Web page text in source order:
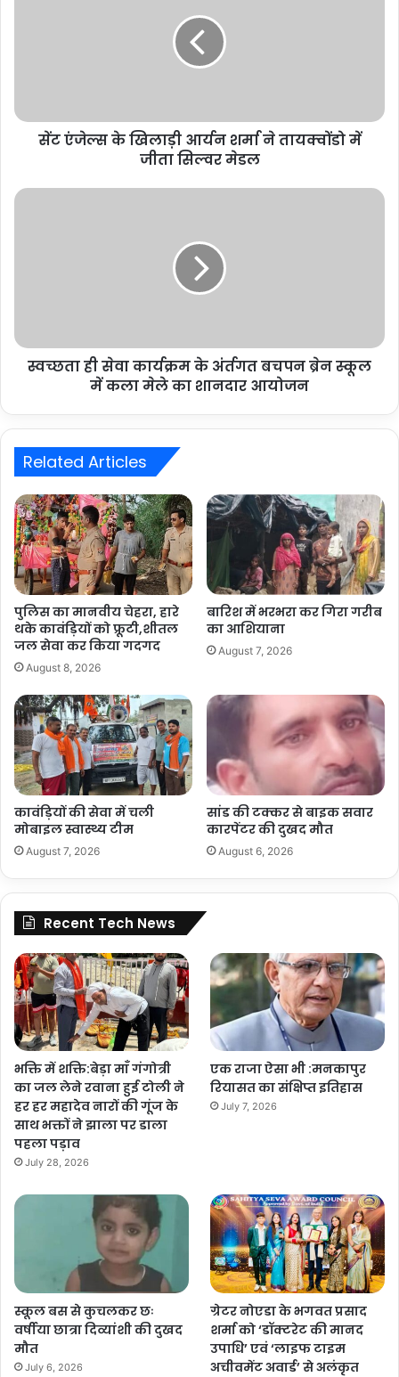
सेंट एंजेल्स के खिलाड़ी आर्यन शर्मा ने तायक्वोंडो में
जीता सिल्वर मेडल
स्वच्छता ही सेवा कार्यक्रम के अंर्तगत बचपन ब्रेन स्कूल
में कला मेले का शानदार आयोजन
Related Articles
पुलिस का मानवीय चेहरा, हारे
थके कावंड़ियों को फ्रूटी,शीतल
जल सेवा कर किया गदगद
August 8, 2026
बारिश में भरभरा कर गिरा गरीब
का आशियाना
August 7, 2026
कावंड़ियों की सेवा में चली
मोबाइल स्वास्थ्य टीम
August 7, 2026
सांड की टक्कर से बाइक सवार
कारपेंटर की दुखद मौत
August 6, 2026
Recent Tech News
भक्ति में शक्ति:बेड़ा माँ गंगोत्री
का जल लेने रवाना हुई टोली ने
हर हर महादेव नारों की गूंज के
साथ भक्तों ने झाला पर डाला
पहला पड़ाव
July 28, 2026
एक राजा ऐसा भी :मनकापुर
रियासत का संक्षिप्त इतिहास
July 7, 2026
स्कूल बस से कुचलकर छः
वर्षीया छात्रा दिव्यांशी की दुखद
मौत
July 6, 2026
ग्रेटर नोएडा के भगवत प्रसाद
शर्मा को ‘डॉक्टरेट की मानद
उपाधि’ एवं ‘लाइफ टाइम
अचीवमेंट अवार्ड’ से अलंकृत